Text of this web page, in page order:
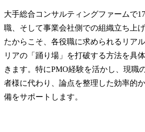
大手総合コンサルティングファームで
職、そして事業会社側での組織立ち上
たからこそ、各役職に求められるリア
リアの「踊り場」を打破する方法を具
きます。特にPMO経験を活かし、現職
者様に代わり、論点を整理した効率的
備をサポートします。